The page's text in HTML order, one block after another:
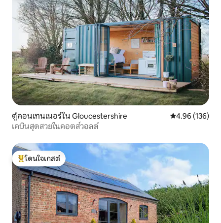
ตู้คอนเทนเนอร์ใน Gloucestershire คะแนนเฉลี่ย
4.96 (136)
เคบินสุดสวยในคอตส์วอลด์
โดนใจเกสต์ที่สุด
โดนใจเกสต์